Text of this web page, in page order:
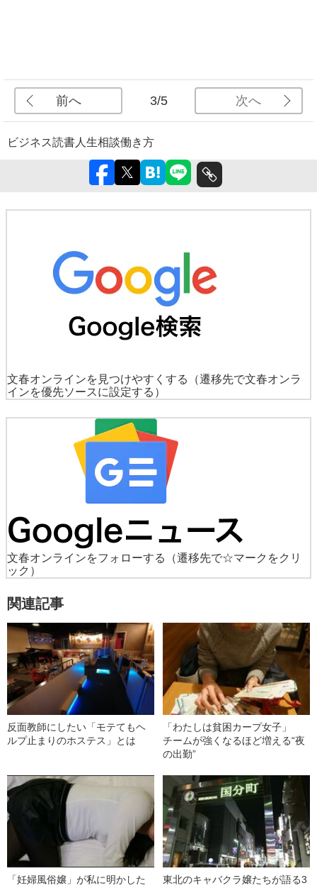
前へ 3/5 次へ
ビジネス読書 人生相談働き方
文春オンラインを見つけやすくする
（遷移先で文春オンラ
インを優先ソースに設定する）
文春オンラインをフォローする
（遷移先で☆マークをクリ
ック）
関連記事
反面教師にしたい「モテてもヘ
ルプ止まりのホステス」とは
「わたしは貧困カープ女子」
チームが強くなるほど増える“夜
の出勤”
「妊婦風俗嬢」が私に明かした
東北のキャバクラ嬢たちが語る3